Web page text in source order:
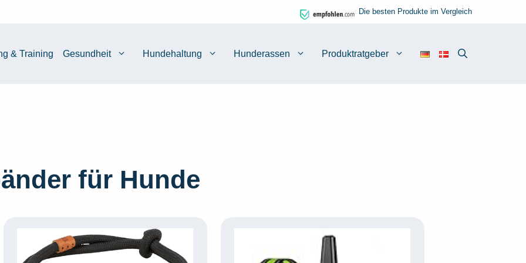
Die besten Produkte im Vergleich
& Training Gesundheit Hundehaltung Hunderassen Produktratgeber
für Hunde